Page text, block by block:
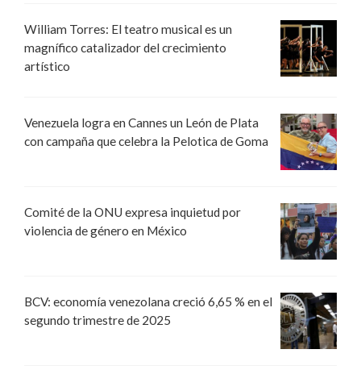
William Torres: El teatro musical es un
magnífico catalizador del crecimiento
artístico
Venezuela logra en Cannes un León de Plata
con campaña que celebra la Pelotica de Goma
Comité de la ONU expresa inquietud por
violencia de género en México
BCV: economía venezolana creció 6,65 % en el
segundo trimestre de 2025